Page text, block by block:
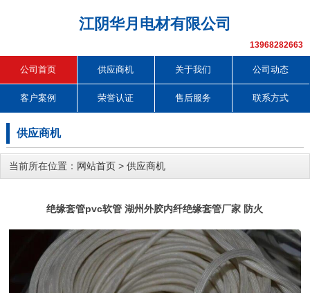
江阴华月电材有限公司
13968282663
公司首页 供应商机 关于我们 公司动态
客户案例 荣誉认证 售后服务 联系方式
供应商机
当前所在位置： 网站首页 > 供应商机
绝缘套管pvc软管 湖州外胶内纤绝缘套管厂家 防火